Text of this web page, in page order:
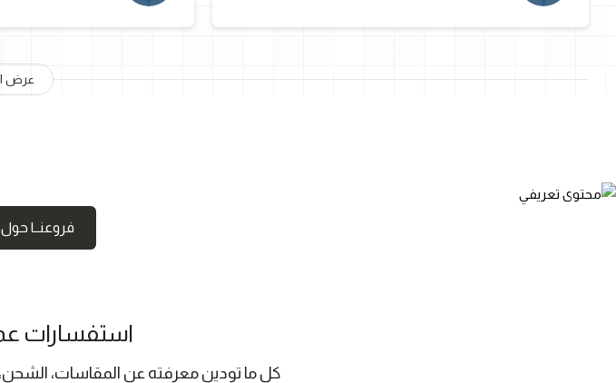
عرض
فروعنــا
استفسارات
كل ما تودين معرفته عن المقاسات،